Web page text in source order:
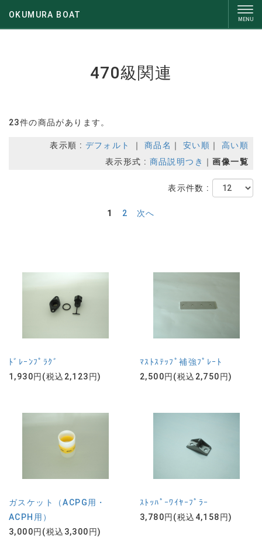
OKUMURA BOAT
470級関連
23件の商品があります。
表示順 : デフォルト ｜ 商品名 ｜ 安い順 ｜ 高い順
表示形式 : 商品説明つき ｜画像一覧
表示件数 :
1 2 次へ
ﾄﾞﾚｰﾝﾌﾟﾗｸﾞ
1,930円(税込2,123円)
ﾏｽﾄｽﾃｯﾌﾟ補強ﾌﾟﾚｰﾄ
2,500円(税込2,750円)
ガスケット（ACPG用・
ACPH用）
3,000円(税込3,300円)
ｽﾄｯﾊﾟｰﾜｲﾔｰﾌﾟﾗｰ
3,780円(税込4,158円)